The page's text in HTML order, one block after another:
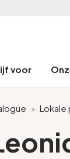
voor
> Lokale